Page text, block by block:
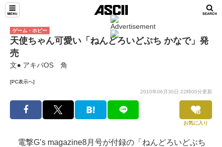
ゲーム・ホビー
天使ちゃん可愛い「ねんどろいどぷち かなで」発
売
文● アキバOS 角
[PC表示へ]
2010年06月30日 22時00分更新
お気に入り
電撃G’s magazine8月号が付録の「ねんどろいどぷち